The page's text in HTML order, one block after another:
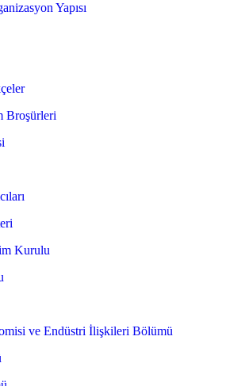
Yapısı
Broşürleri
Kurulu
ve Endüstri İlişkileri Bölümü